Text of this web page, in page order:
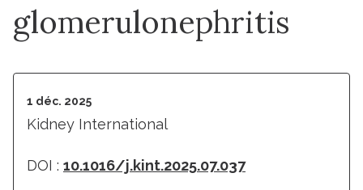
glomerulonephritis
1 déc. 2025
Kidney International
DOI : 10.1016/j.kint.2025.07.037